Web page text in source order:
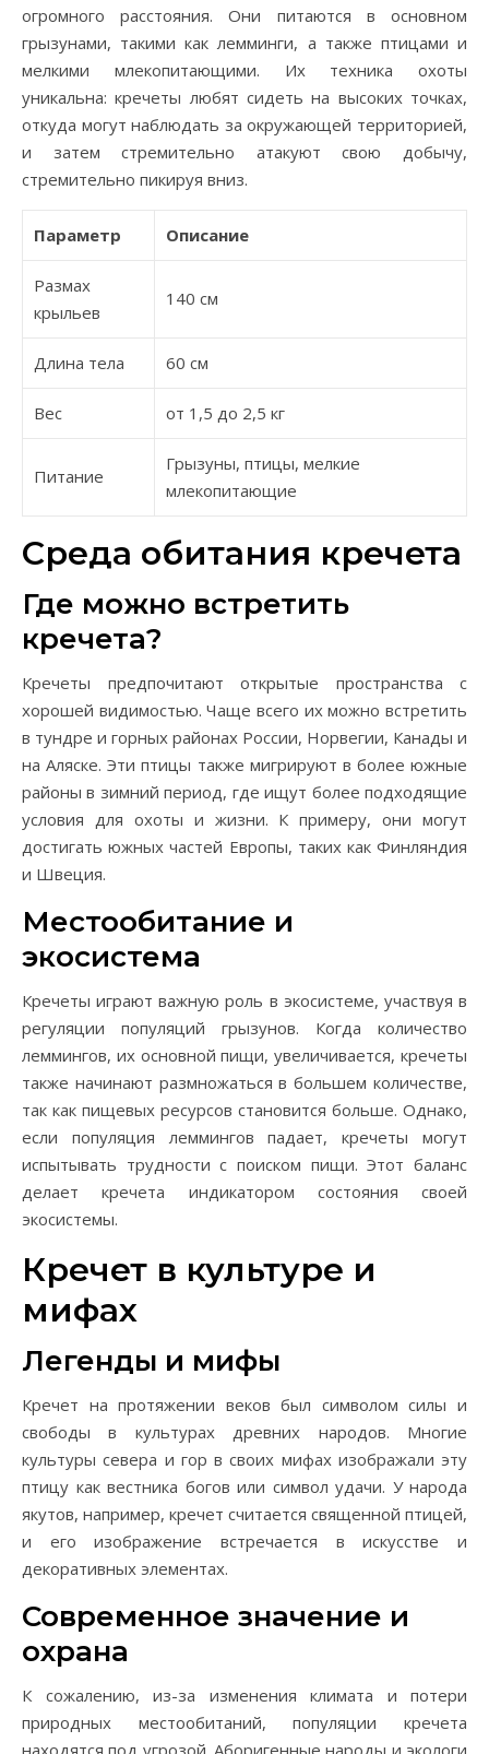
огромного расстояния. Они питаются в основном
грызунами, такими как лемминги, а также птицами и
мелкими млекопитающими. Их техника охоты
уникальна: кречеты любят сидеть на высоких точках,
откуда могут наблюдать за окружающей территорией,
и затем стремительно атакуют свою добычу,
стремительно пикируя вниз.
Параметр Описание
Размах
крыльев
140 см
Длина тела 60 см
Вес от 1,5 до 2,5 кг
Питание
Грызуны, птицы, мелкие
млекопитающие
Среда обитания кречета
Где можно встретить
кречета?
Кречеты предпочитают открытые пространства с
хорошей видимостью. Чаще всего их можно встретить
в тундре и горных районах России, Норвегии, Канады и
на Аляске. Эти птицы также мигрируют в более южные
районы в зимний период, где ищут более подходящие
условия для охоты и жизни. К примеру, они могут
достигать южных частей Европы, таких как Финляндия
и Швеция.
Местообитание и
экосистема
Кречеты играют важную роль в экосистеме, участвуя в
регуляции популяций грызунов. Когда количество
леммингов, их основной пищи, увеличивается, кречеты
также начинают размножаться в большем количестве,
так как пищевых ресурсов становится больше. Однако,
если популяция леммингов падает, кречеты могут
испытывать трудности с поиском пищи. Этот баланс
делает кречета индикатором состояния своей
экосистемы.
Кречет в культуре и
мифах
Легенды и мифы
Кречет на протяжении веков был символом силы и
свободы в культурах древних народов. Многие
культуры севера и гор в своих мифах изображали эту
птицу как вестника богов или символ удачи. У народа
якутов, например, кречет считается священной птицей,
и его изображение встречается в искусстве и
декоративных элементах.
Современное значение и
охрана
К сожалению, из-за изменения климата и потери
природных местообитаний, популяции кречета
находятся под угрозой. Аборигенные народы и экологи